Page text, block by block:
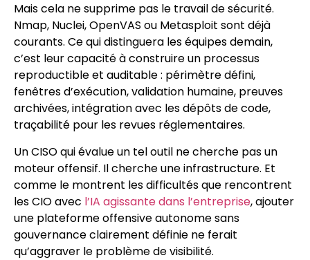
Mais cela ne supprime pas le travail de sécurité.
Nmap, Nuclei, OpenVAS ou Metasploit sont déjà
courants. Ce qui distinguera les équipes demain,
c’est leur capacité à construire un processus
reproductible et auditable : périmètre défini,
fenêtres d’exécution, validation humaine, preuves
archivées, intégration avec les dépôts de code,
traçabilité pour les revues réglementaires.
Un CISO qui évalue un tel outil ne cherche pas un
moteur offensif. Il cherche une infrastructure. Et
comme le montrent les difficultés que rencontrent
les CIO avec l’IA agissante dans l’entreprise, ajouter
une plateforme offensive autonome sans
gouvernance clairement définie ne ferait
qu’aggraver le problème de visibilité.